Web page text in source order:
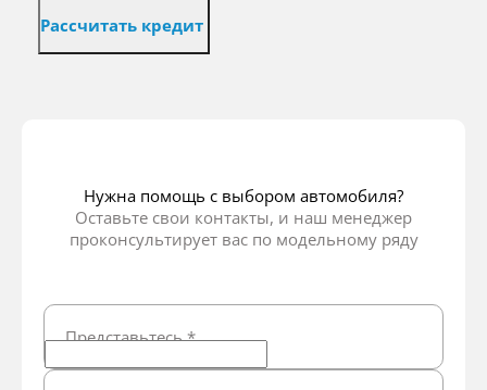
Рассчитать кредит
Нужна помощь с выбором автомобиля?
Оставьте свои контакты, и наш менеджер
проконсультирует вас по модельному ряду
Представьтесь*